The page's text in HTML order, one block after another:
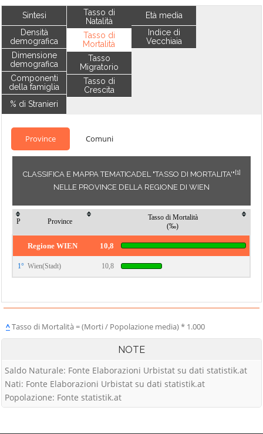
Sintesi
Densità
demografica
Dimensione
demografica
Componenti
della famiglia
% di Stranieri
Tasso di
Natalità
Tasso di
Mortalità
Tasso
Migratorio
Tasso di
Crescita
Età media
Indice di
Vecchiaia
Province Comuni
CLASSIFICA E MAPPA TEMATICADEL "TASSO DI MORTALITA'"[1]
NELLE PROVINCE DELLA REGIONE DI WIEN
P Province
Tasso di Mortalità
(‰)
Regione WIEN 10,8
1° Wien(Stadt) 10,8
^Tasso di Mortalità = (Morti / Popolazione media) * 1.000
NOTE
Saldo Naturale: Fonte Elaborazioni Urbistat su dati statistik.at
Nati: Fonte Elaborazioni Urbistat su dati statistik.at
Popolazione: Fonte statistik.at